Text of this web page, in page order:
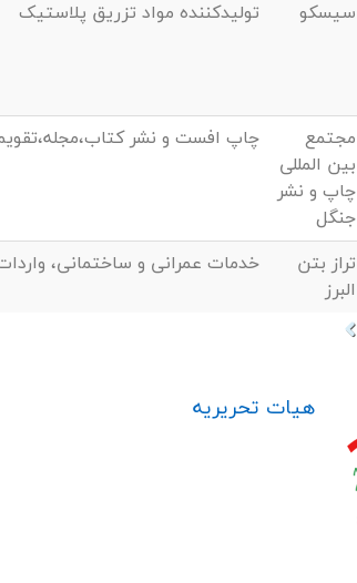
سیسکو تولیدکننده مواد تزریق پلاستیک
مجتمع
بین المللی
چاپ و نشر
جنگل
چاپ افست و نشر
تراز بتن
البرز
خدمات عمرانی و ساختمانی،
هیات تحریریه